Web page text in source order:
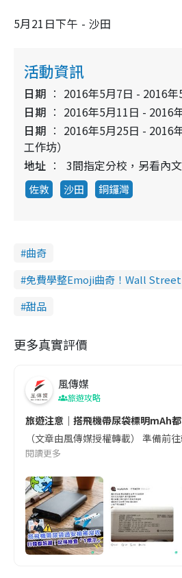
5月21日下午 - 沙田
活動資訊
日期
2016年5月7日 - 2016年
日期
2016年5月11日 - 2016
日期
2016年5月25日 - 2016
工作坊）
地址
3間指定分校，另看內
佐敦 沙田 銅鑼灣
曲奇
免費學整Emoji曲奇！Wall
甜品
更多真實評價
風傳媒
旅遊攻略
旅遊注意｜搭飛機帶尿袋標明mAh
（文章由風傳媒授權轉載） 準備
閱讀更多